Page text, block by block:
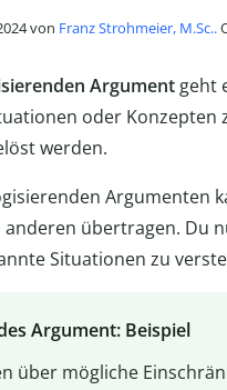
von Franz Strohmeier, M.Sc..
Argument geht
oder Konzepten
werden.
Argumenten
anderen übertragen. Du
Situationen zu
Argument: Beispiel
über mögliche